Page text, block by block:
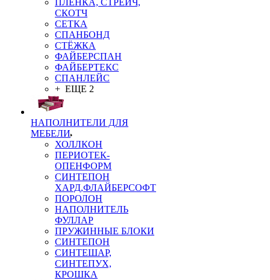
ПЛЁНКА, СТРЕЙЧ,
СКОТЧ
СЕТКА
СПАНБОНД
СТЁЖКА
ФАЙБЕРСПАН
ФАЙБЕРТЕКС
СПАНЛЕЙС
+ ЕЩЕ 2
НАПОЛНИТЕЛИ ДЛЯ
МЕБЕЛИ
ХОЛЛКОН
ПЕРИОТЕК-
ОПЕНФОРМ
СИНТЕПОН
ХАРД,ФЛАЙБЕРСОФТ
ПОРОЛОН
НАПОЛНИТЕЛЬ
ФУЛЛАР
ПРУЖИННЫЕ БЛОКИ
СИНТЕПОН
СИНТЕШАР,
СИНТЕПУХ,
КРОШКА